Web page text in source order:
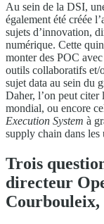
Au sein de la DSI,
également été créée
sujets d’innovation,
numérique. Cette
monter des POC
outils collaboratifs
sujet data au sein du
Daher, l’on peut
mondial, ou encore
Execution System à
supply chain dans
Trois
directeur